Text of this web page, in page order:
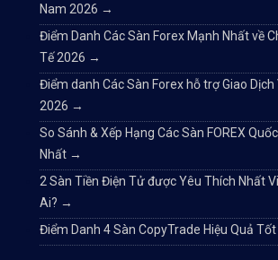
Nam 2026 →
Điểm Danh Các Sàn Forex Mạnh Nhất về
Tế 2026 →
Điểm danh Các Sàn Forex hỗ trợ Giao Dịch
2026 →
So Sánh & Xếp Hạng Các Sàn FOREX
Nhất →
2 Sàn Tiền Điện Tử được Yêu Thích Nhất
Ai? →
Điểm Danh 4 Sàn CopyTrade Hiệu Quả